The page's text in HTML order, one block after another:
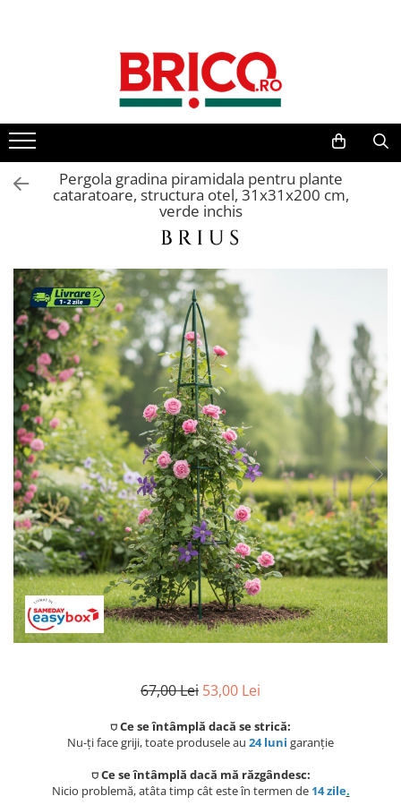
Toate Produsele
Baterii bucatarie
Baterii bideu si dus igienic
Accesorii baterii
Sisteme de dus
Coloane de dus
Seturi de dus
Sisteme de dus incastrate
Brate si palarii dus
Rigole si scurgere dus
Pare, furtunuri si accesorii
Accesorii dus
Clapete de actionare
Pergola gradina piramidala pentru plante
cataratoare, structura otel, 31x31x200 cm,
verde inchis
67,00 Lei 53,00 Lei
⛉ Ce se întâmplă dacă se strică:
Nu-ți face griji, toate produsele au 24 luni garanție
⛉ Ce se întâmplă dacă mă răzgândesc:
Nicio problemă, atâta timp cât este în termen de 14 zile.